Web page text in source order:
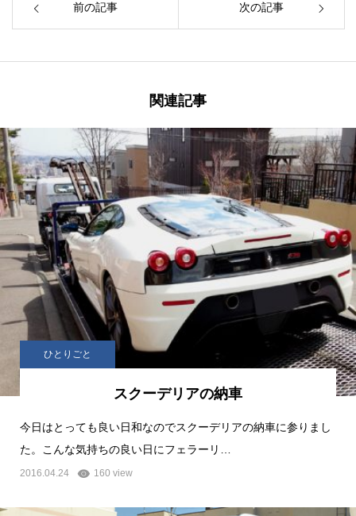
前の記事 次の記事
関連記事
ひとりごと
スクーデリアの納車
今日はとっても良い日和なのでスクーデリアの納車に参りまし
た。こんな気持ちの良い日にフェラーリ…
2016.04.24 160 view